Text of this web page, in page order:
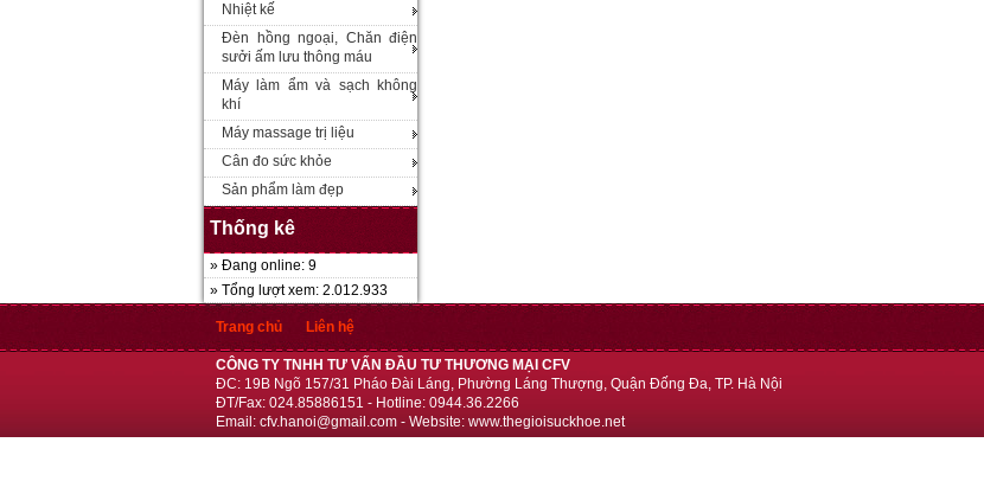
Nhiệt kế
Đèn hồng ngoại, Chăn điện
sưởi ấm lưu thông máu
Máy làm ẩm và sạch không
khí
Máy massage trị liệu
Cân đo sức khỏe
Sản phẩm làm đẹp
Thống kê
» Đang online: 9
» Tổng lượt xem: 2.012.933
Trang chủ Liên hệ
CÔNG TY TNHH TƯ VẤN ĐẦU TƯ THƯƠNG MẠI CFV
ĐC: 19B Ngõ 157/31 Pháo Đài Láng, Phường Láng Thượng, Quận Đống Đa, TP. Hà Nội
ĐT/Fax: 024.85886151 - Hotline: 0944.36.2266
Email: cfv.hanoi@gmail.com - Website: www.thegioisuckhoe.net